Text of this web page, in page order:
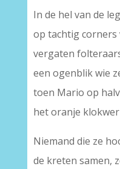
In de hel van de
op tachtig corners
vergaten
een ogenblik wie
toen Mario op
het oranje
Niemand die ze
de kreten samen,